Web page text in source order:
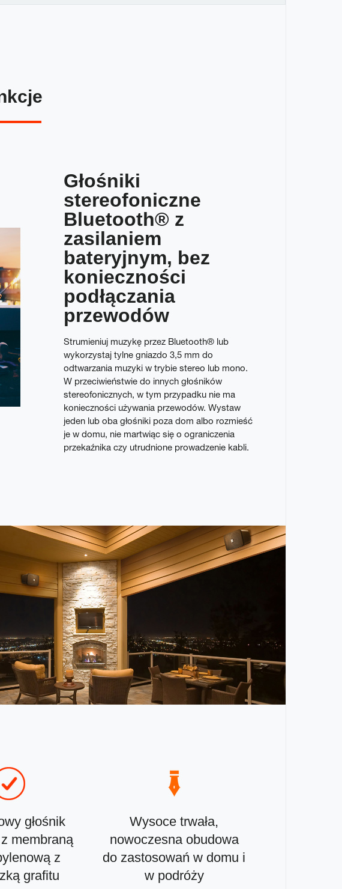
Głośniki
stereofoniczne
Bluetooth® z
zasilaniem
bateryjnym, bez
konieczności
podłączania
przewodów
Strumieniuj muzykę przez Bluetooth® lub
wykorzystaj tylne gniazdo 3,5 mm do
odtwarzania muzyki w trybie stereo lub mono.
W przeciwieństwie do innych głośników
stereofonicznych, w tym przypadku nie ma
konieczności używania przewodów. Wystaw
jeden lub oba głośniki poza dom albo rozmieść
je w domu, nie martwiąc się o ograniczenia
przekaźnika czy utrudnione prowadzenie kabli.
głośnik
membraną
z
grafitu
Wysoce trwała,
nowoczesna obudowa
do zastosowań w domu i
w podróży